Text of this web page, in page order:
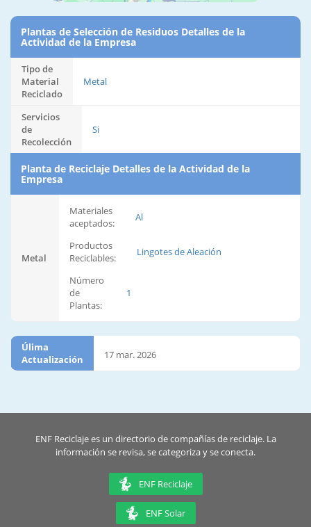
Plantas de Selección de Residuos Detalles de la
Actividad de la Empresa
Tipo de
Material
Reciclado
Metal
Servicios
de
Recolección
Si
Planta de Reciclaje Detalles de la Actividad de la
Empresa
Metal
Materiales
aceptados:
Al
Productos
Reciclables:
Lingotes de Aleación
Número
de
Plantas:
1
Úlima
Actualización
17 mar. 2026
ENF Reciclaje es un directorio de compañías de reciclaje. La
información se revisa, se categoriza y se conecta.
ENF Reciclaje
ENF Solar